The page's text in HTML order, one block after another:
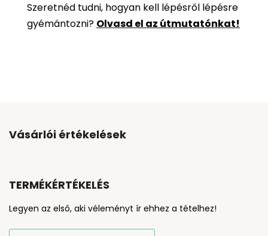
Szeretnéd tudni, hogyan kell lépésről lépésre
gyémántozni? Olvasd el az útmutatónkat!
Vásárlói értékelések
TERMÉKÉRTÉKELÉS
Legyen az első, aki véleményt ír ehhez a tételhez!